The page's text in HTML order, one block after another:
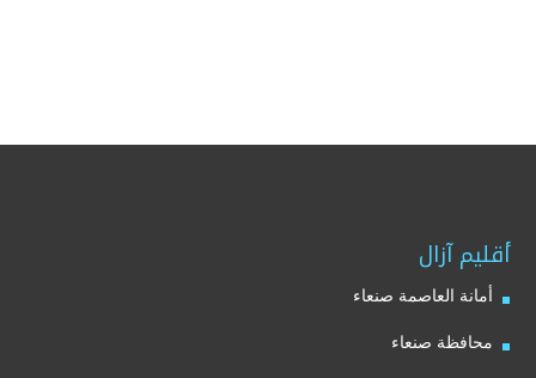
أقليم آزال
أمانة العاصمة صنعاء
محافظة صنعاء